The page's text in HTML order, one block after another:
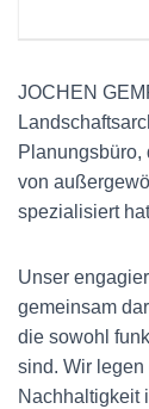
JOCHEN
Planungsbüro,
von
spezialisiert
Unser
gemeinsam
die sowohl
sind. Wir legen
Nachhaltigkeit